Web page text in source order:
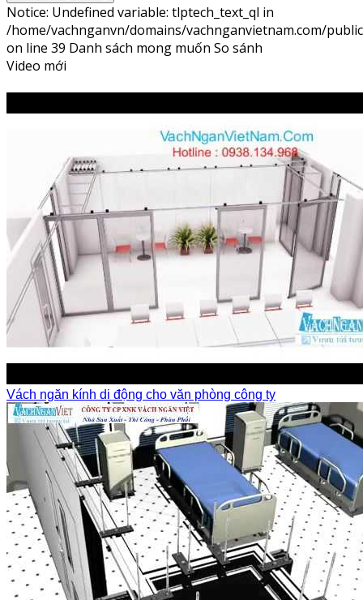
Notice: Undefined variable: tlptech_text_ql in
/home/vachnganvn/domains/vachnganvietnam.com/
on line 39 Danh sách mong muốn So sánh
Video mới
Vách ngăn kính di động cho văn phòng công ty